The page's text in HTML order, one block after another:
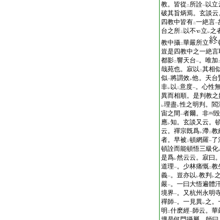
教。皆從 二 所詮一 以
破其旨炳焉。玄談
四教中皆有二一絶言一
台之所二 以不 立 レ之
教中攝二華嚴所立
豈是四教中之一絶
都影二響天台一。唯加
哉苑也。寂以 二其相
似一將謂效レ他。天台
非レ 以 二意度一。心性
異而相順。是判教
レ理盡レ性之明判。閻
宙之間 一者爾。非
應レ知。玄談又云。
云。禪宗既爲レ滯二教
者。早被 二頓網羅一了
頓詮而能頓悟三級化
是爲レ然云云。寂曰
道理一。少林痛慨二教
義一。豈亦以 レ教判 レ
嚴一。一曰大悟遍體
境界一。又杭州永明
禪師一。一見異レ之。
明 二什麽經一師云。華